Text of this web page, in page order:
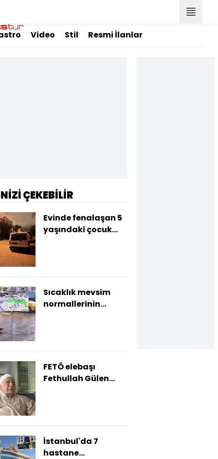
Video Stil Resmi İlanlar
ÇEKEBİLİR
Evinde fenalaşan 5
yaşındaki çocuk
Sıcaklık mevsim
normallerinin
FETÖ elebaşı
Fethullah Gülen
İstanbul'da 7
hastane